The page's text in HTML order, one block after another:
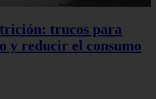
trucos para
y reducir el consumo